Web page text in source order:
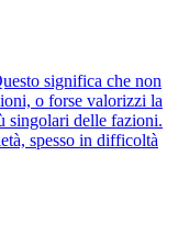
significa che non
o forse valorizzi la
singolari delle fazioni.
spesso in difficoltà